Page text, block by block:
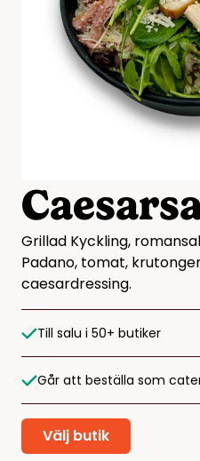
Grillad Kyckling,
Padano, tomat,
caesardressing.
Till salu i 50+ butiker
Går att beställa som
Välj butik